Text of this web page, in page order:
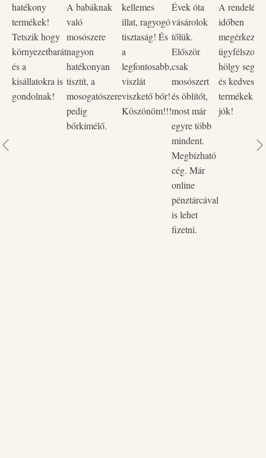
hatékony
termékek!
Tetszik hogy
környezetbarát
és a
kisállatokra is
gondolnak!
A babáknak
való
mosószere
nagyon
hatékonyan
tisztít, a
mosogatószere
pedig
bőrkímélő.
kellemes
illat, ragyogó
tisztaság! És
a
legfontosabb,
viszlát
viszkető bőr!
Köszönöm!!!
Évek óta
vásárolok
tőlük.
Először
csak
mosószert
és öblítőt,
most már
egyre több
mindent.
Megbízható
cég. Már
online
pénztárcával
is lehet
fizetni.
A
időben
hölgy
és kedves
termékek
jók!